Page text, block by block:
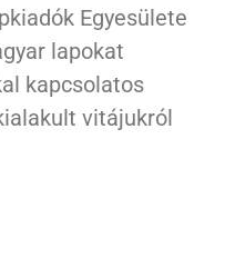
Egyesülete
lapokat
kapcsolatos
vitájukról